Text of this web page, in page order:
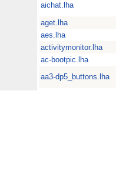
aichat.lha
aget.lha
aes.lha
activitymonitor.lha
ac-bootpic.lha
aa3-dp5_buttons.lha